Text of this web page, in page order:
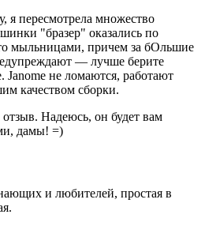
я пересмотрела множество
"бразер" оказались по
мыльницами, причем за бОльшие
— лучше берите
Janome не ломаются, работают
качеством сборки.
Надеюсь, он будет вам
дамы! =)
и любителей, простая в